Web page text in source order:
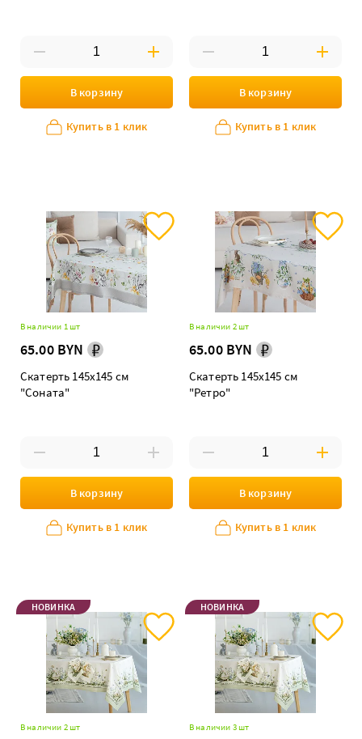
В корзину
Купить в 1 клик
В корзину
Купить в 1 клик
В наличии 1 шт
65.00 BYN
Скатерть 145х145 см
"Соната"
В корзину
Купить в 1 клик
В наличии 2 шт
65.00 BYN
Скатерть 145х145 см
"Ретро"
В корзину
Купить в 1 клик
НОВИНКА
В наличии 2 шт
НОВИНКА
В наличии 3 шт